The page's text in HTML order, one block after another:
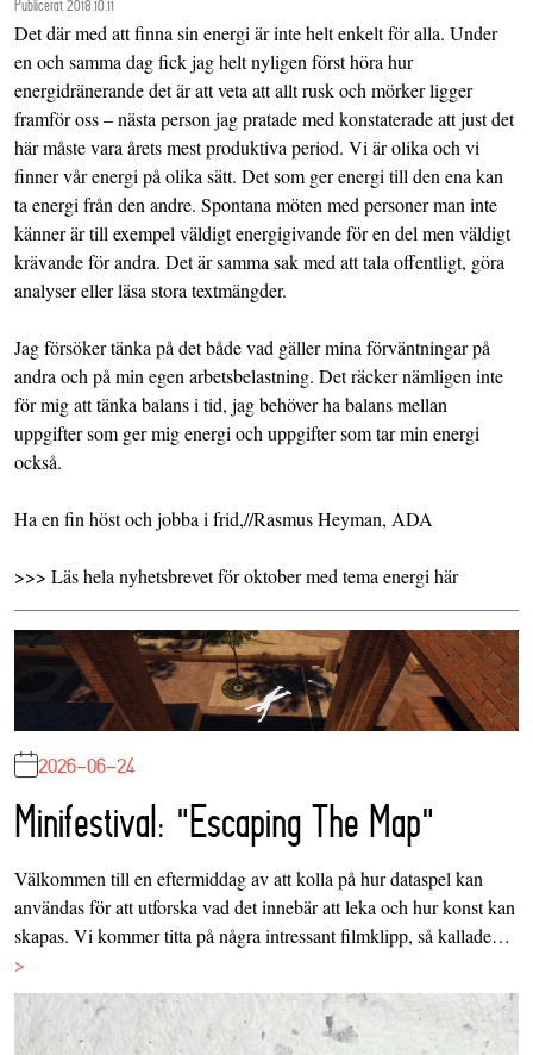
Publicerat 2018.10.11
Det där med att finna sin energi är inte helt enkelt för alla. Under
en och samma dag fick jag helt nyligen först höra hur
energidränerande det är att veta att allt rusk och mörker ligger
framför oss – nästa person jag pratade med konstaterade att just det
här måste vara årets mest produktiva period. Vi är olika och vi
finner vår energi på olika sätt. Det som ger energi till den ena kan
ta energi från den andre. Spontana möten med personer man inte
känner är till exempel väldigt energigivande för en del men väldigt
krävande för andra. Det är samma sak med att tala offentligt, göra
analyser eller läsa stora textmängder.
Jag försöker tänka på det både vad gäller mina förväntningar på
andra och på min egen arbetsbelastning. Det räcker nämligen inte
för mig att tänka balans i tid, jag behöver ha balans mellan
uppgifter som ger mig energi och uppgifter som tar min energi
också.
Ha en fin höst och jobba i frid,//Rasmus Heyman, ADA
>>> Läs hela nyhetsbrevet för oktober med tema energi här
2026-06-24
Minifestival: "Escaping The Map"
Välkommen till en eftermiddag av att kolla på hur dataspel kan
användas för att utforska vad det innebär att leka och hur konst kan
skapas. Vi kommer titta på några intressant filmklipp, så kallade…
>